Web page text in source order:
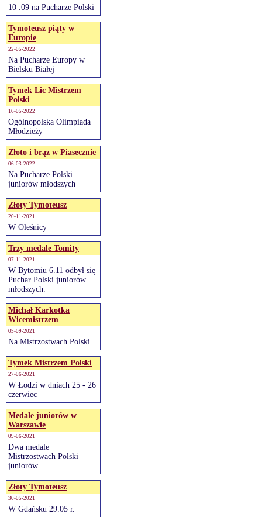
10 .09 na Pucharze Polski
Tymoteusz piąty w
Europie
22-05-2022
Na Pucharze Europy w
Bielsku Białej
Tymek Lic Mistrzem
Polski
16-05-2022
Ogólnopolska Olimpiada
Młodzieży
Złoto i brąz w Piasecznie
06-03-2022
Na Pucharze Polski
juniorów młodszych
Złoty Tymoteusz
20-11-2021
W Oleśnicy
Trzy medale Tomity
07-11-2021
W Bytomiu 6.11 odbył się
Puchar Polski juniorów
młodszych.
Michał Karkotka
Wicemistrzem
05-09-2021
Na Mistrzostwach Polski
Tymek Mistrzem Polski
27-06-2021
W Łodzi w dniach 25 - 26
czerwiec
Medale juniorów w
Warszawie
09-06-2021
Dwa medale
Mistrzostwach Polski
juniorów
Złoty Tymoteusz
30-05-2021
W Gdańsku 29.05 r.